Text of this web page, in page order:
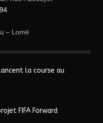
– Lomé
la course au
FIFA Forward